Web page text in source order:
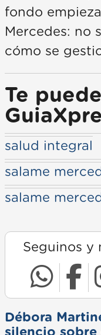
fondo
Mercedes: no
cómo se
Te
salud integral
salame
salame
Seguinos y
Débora
silencio sobre